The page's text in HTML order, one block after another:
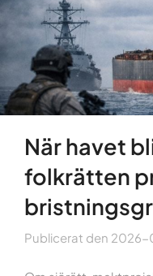
När havet
folkrätten
Publicerat den 2026-